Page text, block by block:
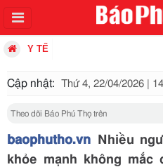
Y TẾ
Cập nhật: Thứ 4, 22/04/2026 |
Theo dõi Báo Phú Thọ trên
baophutho.vn Nhiều
khỏe mạnh không